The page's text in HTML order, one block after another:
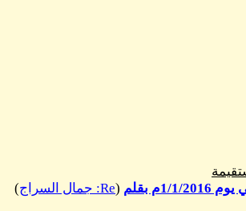
(Re: جمال السراج )